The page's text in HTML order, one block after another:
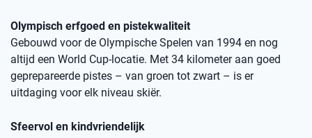
Olympisch erfgoed en pistekwaliteit
Gebouwd voor de Olympische Spelen van 1994 en nog
altijd een World Cup-locatie. Met 34 kilometer aan goed
geprepareerde pistes – van groen tot zwart – is er
uitdaging voor elk niveau skiër.
Sfeervol en kindvriendelijk